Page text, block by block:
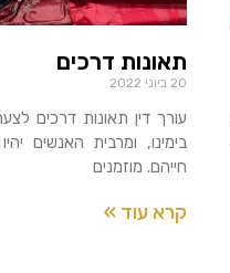
תאונות דרכים
20 ביוני 2022
עורך דין תאונות דרכים
בימינו, ומרבית האנשים
חייהם. מוזמנים
קרא עוד »